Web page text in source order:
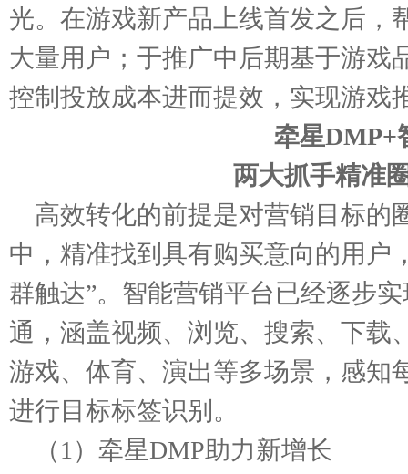
光。在游戏新产品上线首发之后，
大量用户；于推广中后期基于游戏
控制投放成本进而提效，实现游戏
牵星DMP+
两大抓手精准
高效转化的前提是对营销目标的
中，精准找到具有购买意向的用户
群触达”。智能营销平台已经逐步
通，涵盖视频、浏览、搜索、下载
游戏、体育、演出等多场景，感知
进行目标标签识别。
（1）牵星DMP助力新增长